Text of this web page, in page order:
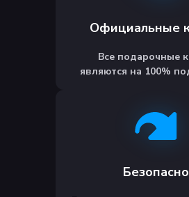
Официальные
Все подарочные
являются на 100%
Безопасно